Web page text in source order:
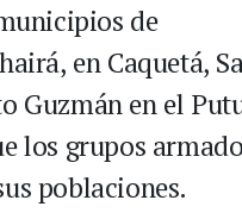
de
en Caquetá,
Guzmán en el
los grupos
poblaciones.